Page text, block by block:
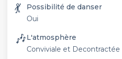
💃
Possibilité de danser
Oui
🎶L'atmosphère
Conviviale et Decontractée